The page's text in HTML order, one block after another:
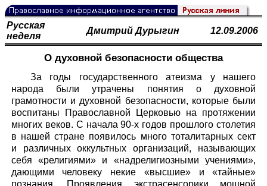
Русская
неделя
Дмитрий Дурыгин 12.09.2006
О духовной безопасности общества
За годы государственного атеизма у нашего
народа были утрачены понятия о духовной
грамотности и духовной безопасности, которые были
воспитаны Православной Церковью на протяжении
многих веков. С начала 90-х годов прошлого столетия
в нашей стране появилось много тоталитарных сект
и различных оккультных организаций, называющих
себя «религиями» и «надрелигиозными учениями»,
дающими человеку некие «высшие» и «тайные»
познания. Проявления экстрасенсорики мощной